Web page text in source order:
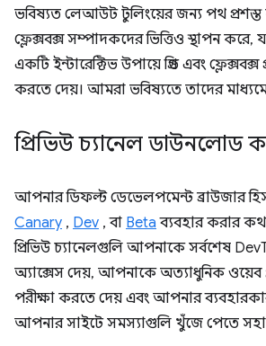
ভবিষ্যত লেআউট টুলিংয়ের জন্য পথ প্রশস্ত
ফ্লেক্সবক্স সম্পাদকদের ভিত্তিও স্থাপন করে,
একটি ইন্টারেক্টিভ উপায়ে গ্রিড এবং
করতে দেয়। আমরা ভবিষ্যতে তাদের
প্রিভিউ চ্যানেল ডাউনলোড
আপনার ডিফল্ট ডেভেলপমেন্ট ব্রাউজার
Canary , Dev , বা Beta ব্যবহার করার
প্রিভিউ চ্যানেলগুলি আপনাকে সর্বশেষ
অ্যাক্সেস দেয়, আপনাকে অত্যাধুনিক ওয়েব
পরীক্ষা করতে দেয় এবং আপনার
আপনার সাইটে সমস্যাগুলি খুঁজে পেতে